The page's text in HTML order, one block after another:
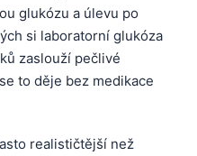
glukózu a úlevu po
si laboratorní glukóza
zaslouží pečlivé
to děje bez medikace
realističtější než